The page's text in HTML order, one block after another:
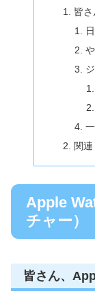
皆
関連
Apple
チャー）
皆さん、